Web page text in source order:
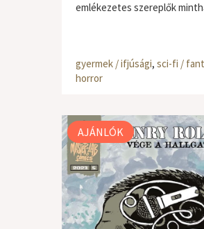
emlékezetes szereplők
gyermek / ifjúsági, sci-fi /
horror
AJÁNLÓK